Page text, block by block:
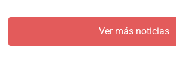
Ver más noticias